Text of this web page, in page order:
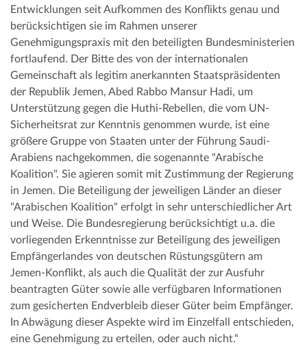
Entwicklungen seit Aufkommen des Konflikts genau und
berücksichtigen sie im Rahmen unserer
Genehmigungspraxis mit den beteiligten Bundesministerien
fortlaufend. Der Bitte des von der internationalen
Gemeinschaft als legitim anerkannten Staatspräsidenten
der Republik Jemen, Abed Rabbo Mansur Hadi, um
Unterstützung gegen die Huthi-Rebellen, die vom UN-
Sicherheitsrat zur Kenntnis genommen wurde, ist eine
größere Gruppe von Staaten unter der Führung Saudi-
Arabiens nachgekommen, die sogenannte "Arabische
Koalition". Sie agieren somit mit Zustimmung der Regierung
in Jemen. Die Beteiligung der jeweiligen Länder an dieser
"Arabischen Koalition" erfolgt in sehr unterschiedlicher Art
und Weise. Die Bundesregierung berücksichtigt u.a. die
vorliegenden Erkenntnisse zur Beteiligung des jeweiligen
Empfängerlandes von deutschen Rüstungsgütern am
Jemen-Konflikt, als auch die Qualität der zur Ausfuhr
beantragten Güter sowie alle verfügbaren Informationen
zum gesicherten Endverbleib dieser Güter beim Empfänger.
In Abwägung dieser Aspekte wird im Einzelfall entschieden,
eine Genehmigung zu erteilen, oder auch nicht.“